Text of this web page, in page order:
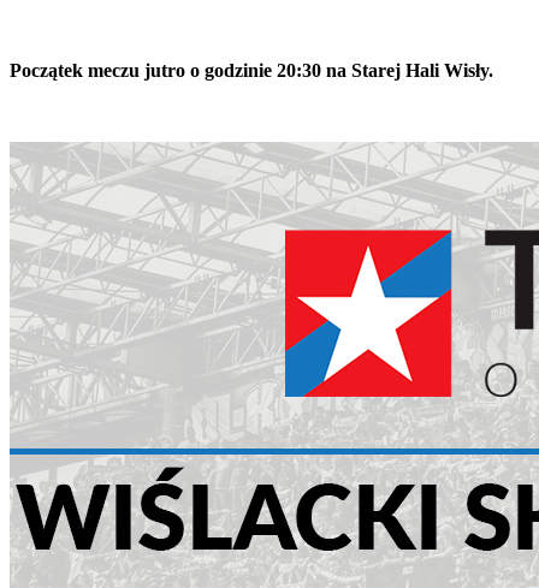
Początek meczu jutro o godzinie 20:30 na Starej Hali Wisły.